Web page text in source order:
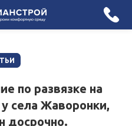
по развязке на
села Жаворонки,
досрочно.